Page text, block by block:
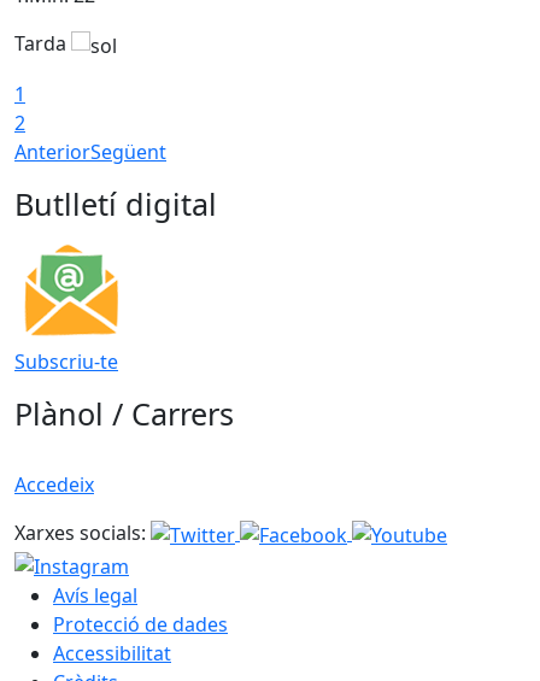
Tarda
1
2
AnteriorSegüent
Butlletí digital
Subscriu-te
Plànol / Carrers
Accedeix
Xarxes socials:
Avís legal
Protecció de dades
Accessibilitat